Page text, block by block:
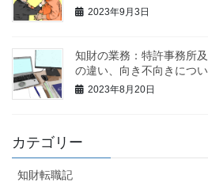
2023年9月3日
知財の業務：特許事務所
の違い、向き不向きにつ
2023年8月20日
カテゴリー
知財転職記